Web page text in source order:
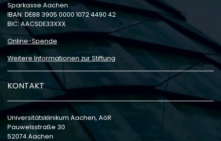
Sparkasse Aachen
IBAN: DE88 3905 0000 1072 4490 42
BIC: AACSDE33XXX
Online-Spende
Weitere Informationen zur Stiftung
KONTAKT
Universitätsklinikum Aachen, AöR
Pauwelsstraße 30
52074 Aachen